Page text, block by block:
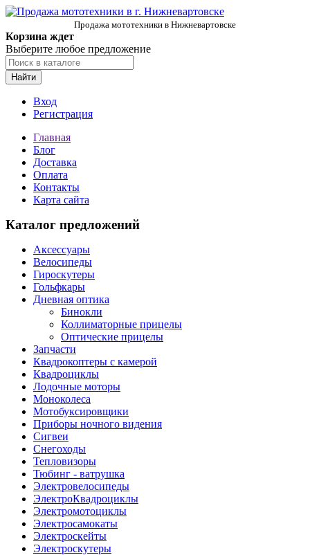
Продажа мототехники в Нижневартовске
Корзина ждет
Выберите любое предложение
Найти
Вход
Регистрация
Главная
Блог
Доставка
Оплата
Контакты
Карта сайта
Каталог предложений
Аксессуары
Велосипеды
Гироскутеры
Гольфкары
Дневная оптика
Бинокли
Коллиматорные прицелы
Оптические прицелы
Запчасти
Квадрокоптеры с камерой
Квадроциклы
Лодочные моторы
Моноколеса
Мотобуксировщики
Приборы ночного видения
Сигвеи
Снегоходы
Тепловизоры
Тюбинг - ватрушка
Электровелосипеды
ЭлектроКвадроциклы
Электромотоциклы
Электросамокаты
Электроскейты
Электроскутеры